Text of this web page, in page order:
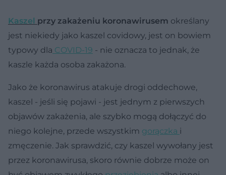
Kaszel przy zakażeniu koronawirusem określany
jest niekiedy jako kaszel covidowy, jest on bowiem
typowy dla COVID-19 - nie oznacza to jednak, że
kaszle każda osoba zakażona.
Jako że koronawirus atakuje drogi oddechowe,
kaszel - jeśli się pojawi - jest jednym z pierwszych
objawów zakażenia, ale szybko mogą dołączyć do
niego kolejne, przede wszystkim gorączka i
zmęczenie. Jak sprawdzić, czy kaszel wywołany jest
przez koronawirusa, skoro równie dobrze może on